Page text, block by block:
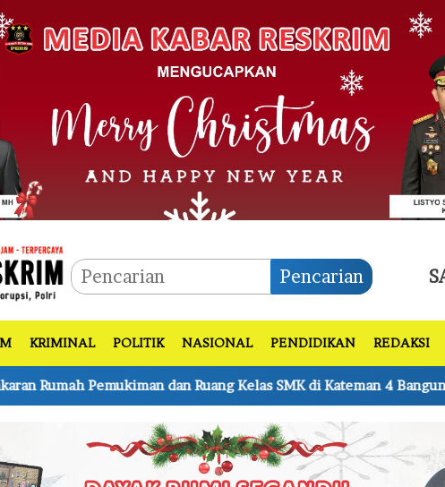
Pencarian
KRIMINAL POLITIK NASIONAL PENDIDIKAN REDAKSI
Kelas SMK di Kateman 4 Bangunan dan Sekolah Hangus